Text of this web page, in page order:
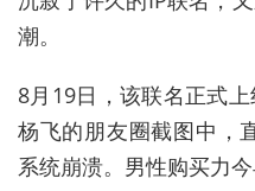
潮。
8月19日，该联名正式
杨飞的朋友圈截图中，
系统崩溃。男性购买力